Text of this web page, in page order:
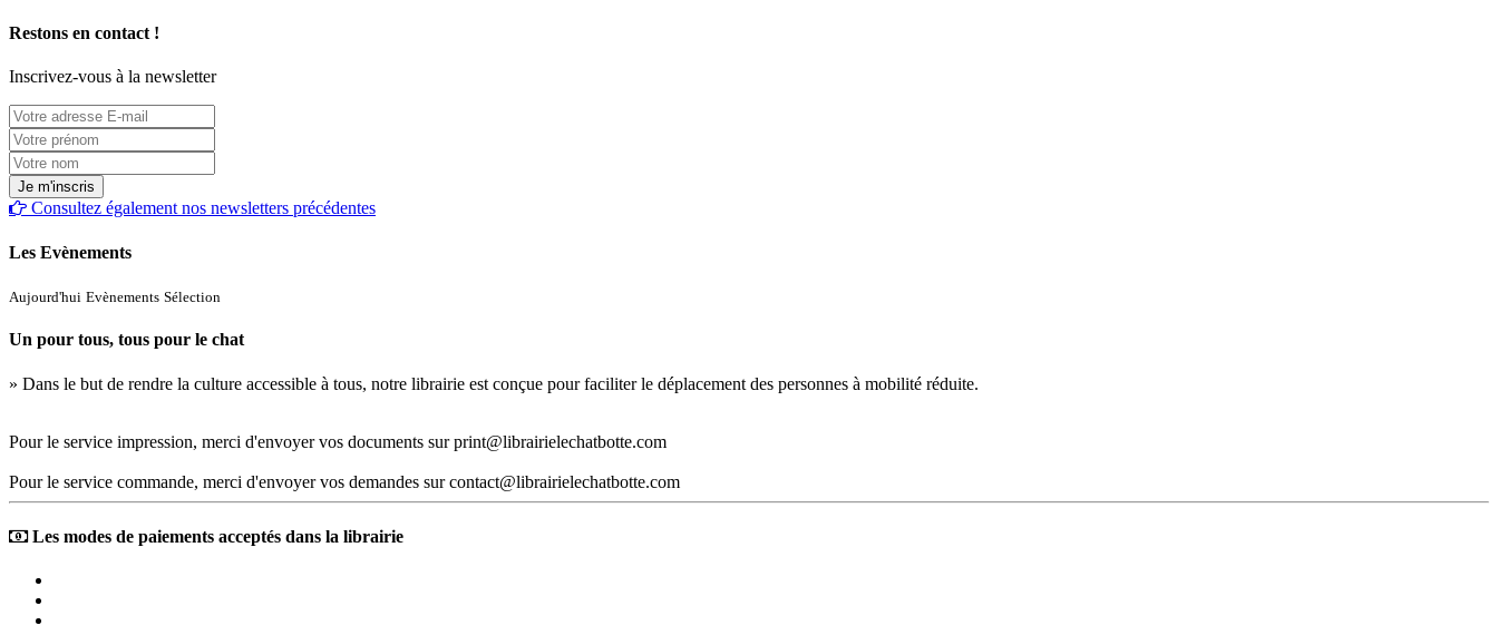
Restons en contact !
Inscrivez-vous à la newsletter
Consultez également nos newsletters précédentes
Les Evènements
Aujourd'hui Evènements Sélection
Un pour tous, tous pour le chat
» Dans le but de rendre la culture accessible à tous, notre librairie est conçue pour faciliter le déplacement des personnes à mobilité réduite.
Pour le service impression, merci d'envoyer vos documents sur print@librairielechatbotte.com
Pour le service commande, merci d'envoyer vos demandes sur contact@librairielechatbotte.com
Les modes de paiements acceptés dans la librairie